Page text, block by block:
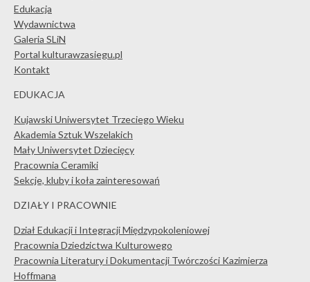
Edukacja
Wydawnictwa
Galeria SLiN
Portal kulturawzasiegu.pl
Kontakt
EDUKACJA
Kujawski Uniwersytet Trzeciego Wieku
Akademia Sztuk Wszelakich
Mały Uniwersytet Dziecięcy
Pracownia Ceramiki
Sekcje, kluby i koła zainteresowań
DZIAŁY I PRACOWNIE
Dział Edukacji i Integracji Międzypokoleniowej
Pracownia Dziedzictwa Kulturowego
Pracownia Literatury i Dokumentacji Twórczości Kazimierza
Hoffmana